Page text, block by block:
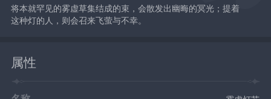
将本就罕见的雾虚草集结成的束，会散发出幽晦的冥光；提着
这种灯的人，则会召来飞萤与不幸。
属性